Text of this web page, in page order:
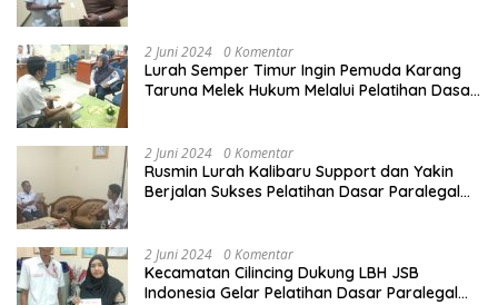
2 Juni 2024 0 Komentar
Lurah Semper Timur Ingin Pemuda Karang
Taruna Melek Hukum Melalui Pelatihan Dasar
2 Juni 2024 0 Komentar
Rusmin Lurah Kalibaru Support dan Yakin
Berjalan Sukses Pelatihan Dasar Paralegal
2 Juni 2024 0 Komentar
Kecamatan Cilincing Dukung LBH JSB
Indonesia Gelar Pelatihan Dasar Paralegal